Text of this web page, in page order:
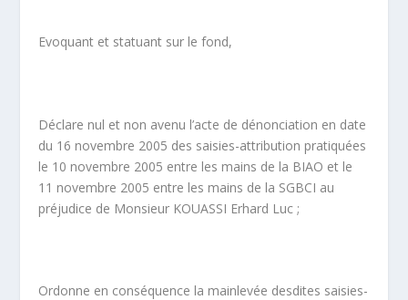
Evoquant et statuant sur le fond,
Déclare nul et non avenu l’acte de dénonciation en date
du 16 novembre 2005 des saisies-attribution pratiquées
le 10 novembre 2005 entre les mains de la BIAO et le
11 novembre 2005 entre les mains de la SGBCI au
préjudice de Monsieur KOUASSI Erhard Luc ;
Ordonne en conséquence la mainlevée desdites saisies-